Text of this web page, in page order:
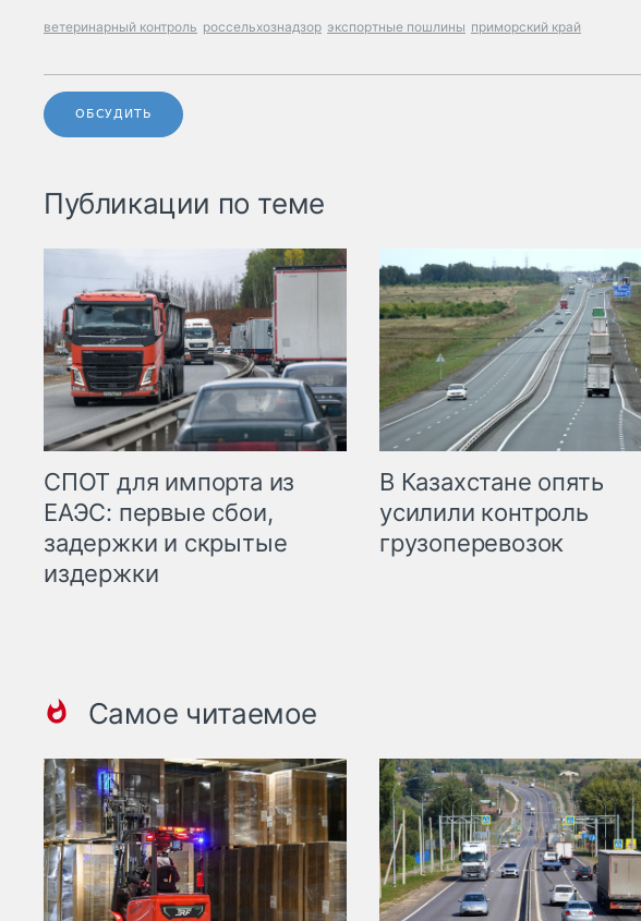
ветеринарный контроль россельхознадзор экспортные пошлины приморский край
ОБСУДИТЬ
Публикации по теме
СПОТ для импорта из
ЕАЭС: первые сбои,
задержки и скрытые
издержки
В Казахстане опять
усилили контроль
грузоперевозок
Самое читаемое